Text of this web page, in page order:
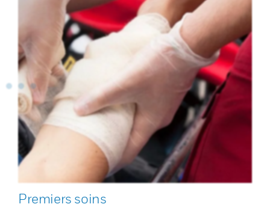
Premiers soins